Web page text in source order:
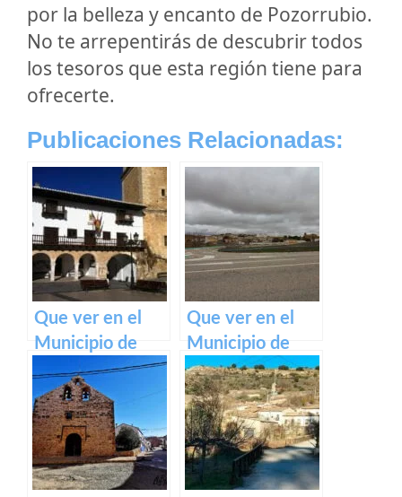
por la belleza y encanto de Pozorrubio.
No te arrepentirás de descubrir todos
los tesoros que esta región tiene para
ofrecerte.
Publicaciones Relacionadas:
Que ver en el
Municipio de
Tarazona de la
Mancha en
Castilla La
Mancha
Que ver en el
Municipio de
Pozorrubielos de
la Mancha en
Castilla La
Mancha